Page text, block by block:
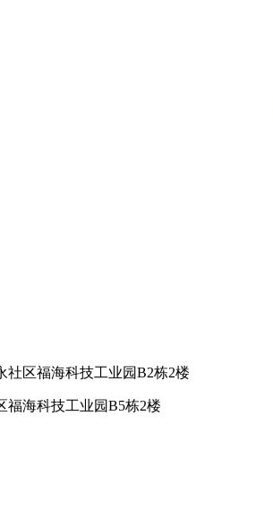
社区福海科技工业园B2栋2楼
福海科技工业园B5栋2楼